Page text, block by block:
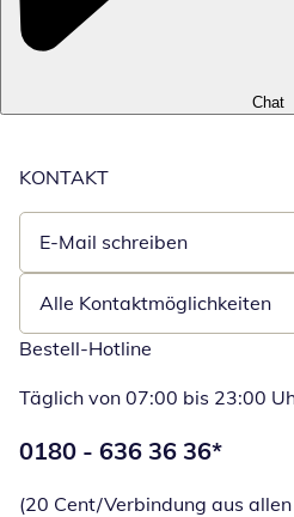
Chat
KONTAKT
E-Mail schreiben
Öffnet E-Mail-Client
Alle Kontaktmöglichkeiten
Bestell-Hotline
Täglich von 07:00 bis 23:00
Telefonnummer:
0180 - 636 36 36*
(20 Cent/Verbindung aus